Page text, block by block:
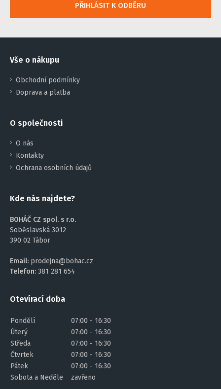
PŘIHLÁSIT K ODBĚRU
Vše o nákupu
Obchodní podmínky
Doprava a platba
O společnosti
O nás
Kontakty
Ochrana osobních údajů
Kde nás najdete?
BOHÁČ CZ spol. s r.o.
Soběslavská 3012
390 02 Tábor
Email: prodejna@bohac.cz
Telefon: 381 281 654
Otevírací doba
Pondělí
07:00 - 16:30
Úterý
07:00 - 16:30
Středa
07:00 - 16:30
Čtvrtek
07:00 - 16:30
Pátek
07:00 - 16:30
Sobota a Neděle
zavřeno